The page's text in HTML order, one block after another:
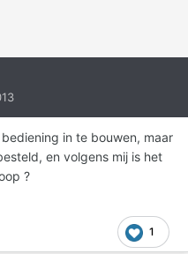
in te bouwen, maar
en volgens mij is het
?
1